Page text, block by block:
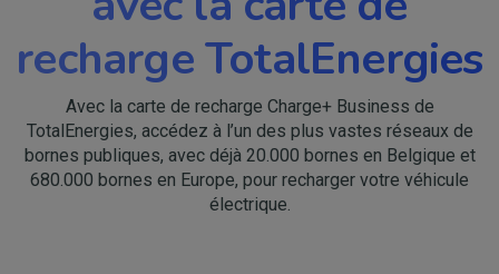
recharge TotalEnergies
Avec la carte de recharge Charge+ Business de
TotalEnergies, accédez à l’un des plus vastes réseaux de
bornes publiques, avec déjà 20.000 bornes en Belgique et
680.000 bornes en Europe, pour recharger votre véhicule
électrique.